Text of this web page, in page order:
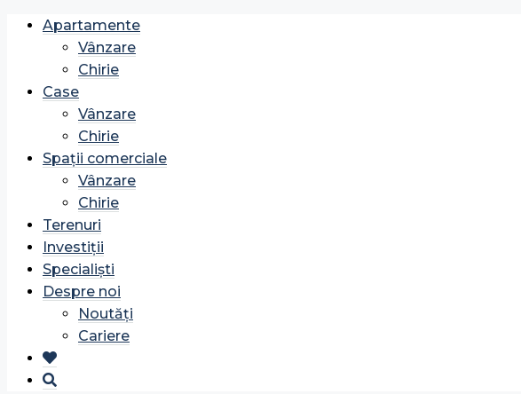
Apartamente
Vânzare
Chirie
Case
Vânzare
Chirie
Spații comerciale
Vânzare
Chirie
Terenuri
Investiții
Specialiști
Despre noi
Noutăți
Cariere